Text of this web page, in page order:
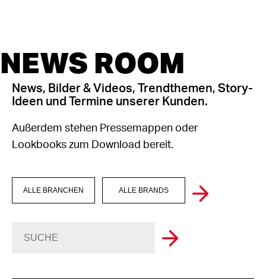
NEWS ROOM
News, Bilder & Videos, Trendthemen, Story-
Ideen und Termine unserer Kunden.
Außerdem stehen Pressemappen oder
Lookbooks zum Download bereit.
ALLE BRANCHEN ALLE BRANDS